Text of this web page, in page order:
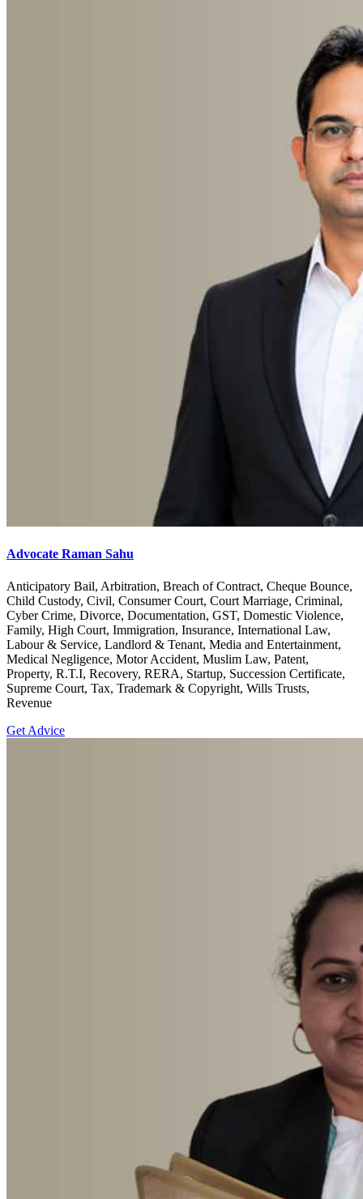
Advocate Raman Sahu
Anticipatory Bail, Arbitration, Breach of Contract, Cheque Bounce,
Child Custody, Civil, Consumer Court, Court Marriage, Criminal,
Cyber Crime, Divorce, Documentation, GST, Domestic Violence,
Family, High Court, Immigration, Insurance, International Law,
Labour & Service, Landlord & Tenant, Media and Entertainment,
Medical Negligence, Motor Accident, Muslim Law, Patent,
Property, R.T.I, Recovery, RERA, Startup, Succession Certificate,
Supreme Court, Tax, Trademark & Copyright, Wills Trusts,
Revenue
Get Advice